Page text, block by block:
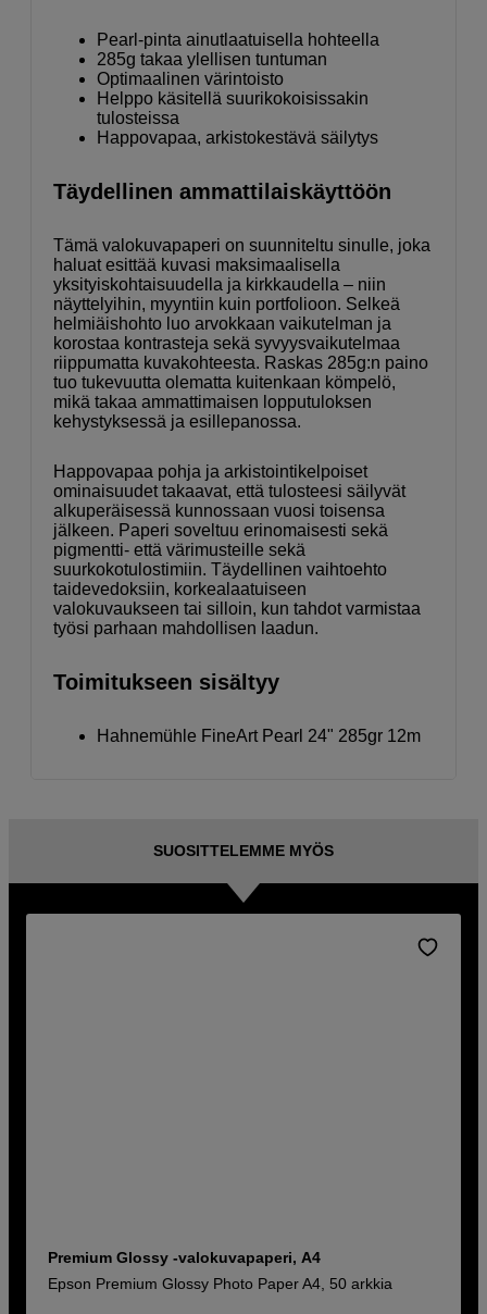
Pearl-pinta ainutlaatuisella hohteella
285g takaa ylellisen tuntuman
Optimaalinen värintoisto
Helppo käsitellä suurikokoisissakin
tulosteissa
Happovapaa, arkistokestävä säilytys
Täydellinen ammattilaiskäyttöön
Tämä valokuvapaperi on suunniteltu sinulle, joka
haluat esittää kuvasi maksimaalisella
yksityiskohtaisuudella ja kirkkaudella – niin
näyttelyihin, myyntiin kuin portfolioon. Selkeä
helmiäishohto luo arvokkaan vaikutelman ja
korostaa kontrasteja sekä syvyysvaikutelmaa
riippumatta kuvakohteesta. Raskas 285g:n paino
tuo tukevuutta olematta kuitenkaan kömpelö,
mikä takaa ammattimaisen lopputuloksen
kehystyksessä ja esillepanossa.
Happovapaa pohja ja arkistointikelpoiset
ominaisuudet takaavat, että tulosteesi säilyvät
alkuperäisessä kunnossaan vuosi toisensa
jälkeen. Paperi soveltuu erinomaisesti sekä
pigmentti- että värimusteille sekä
suurkokotulostimiin. Täydellinen vaihtoehto
taidevedoksiin, korkealaatuiseen
valokuvaukseen tai silloin, kun tahdot varmistaa
työsi parhaan mahdollisen laadun.
Toimitukseen sisältyy
Hahnemühle FineArt Pearl 24" 285gr 12m
SUOSITTELEMME MYÖS
Premium Glossy -valokuvapaperi, A4
Epson Premium Glossy Photo Paper A4, 50 arkkia